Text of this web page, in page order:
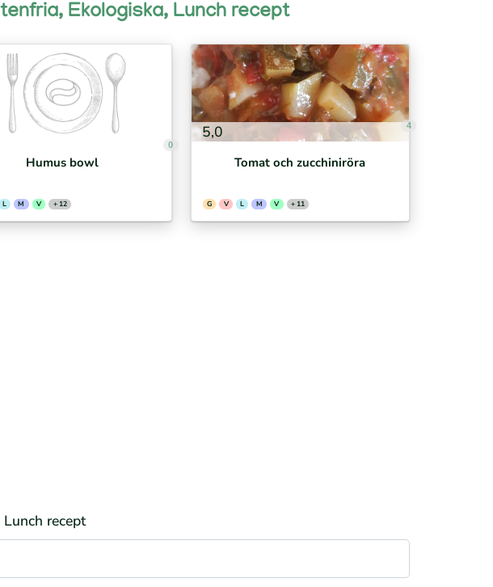
Ekologiska, Lunch recept
0
Humus bowl
L M V + 12
5,0 4
Tomat och zucchiniröra
G V L M V + 11
recept